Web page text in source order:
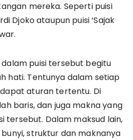
mereka. Seperti puisi
Djoko ataupun puisi ‘Sajak
puisi tersebut begitu
hati. Tentunya dalam setiap
aturan tertentu. Di
baris, dan juga makna yang
tersebut. Dalam maksud lain,
struktur dan maknanya